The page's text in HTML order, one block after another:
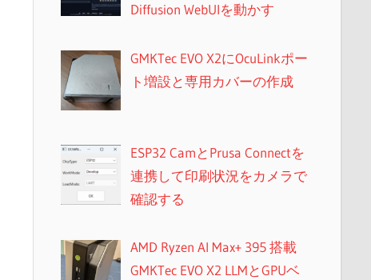
Diffusion WebUIを動かす
GMKTec EVO X2にOcuLinkポー
ト増設と専用カバーの作成
ESP32 CamとPrusa Connectを
連携して印刷状況をカメラで
確認する
AMD Ryzen AI Max+ 395 搭載
GMKTec EVO X2 LLMとGPUベ